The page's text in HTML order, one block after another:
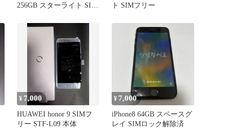
256GB スターライト SIM
ト SIMフリー
¥ 7,000
HUAWEI honor 9 SIMフ
リー STF-L09 本体
¥ 7,000
iPhone8 64GB スペースグ
レイ SIMロック解除済